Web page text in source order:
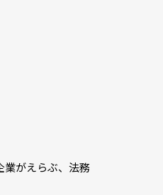
業がえらぶ、法務